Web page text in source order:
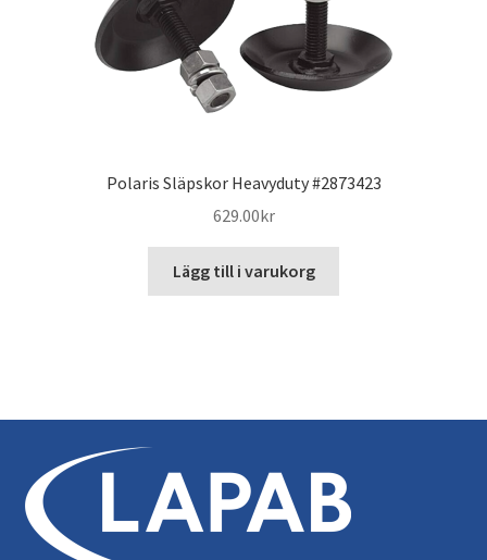
Polaris Släpskor Heavyduty #2873423
629.00kr
Lägg till i varukorg